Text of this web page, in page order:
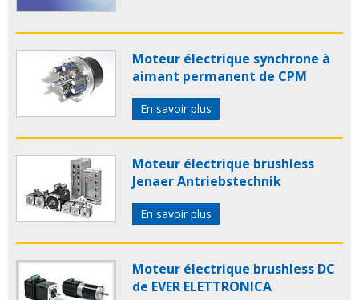
Moteur électrique synchrone à
aimant permanent de CPM
En savoir plus
Moteur électrique brushless
Jenaer Antriebstechnik
En savoir plus
Moteur électrique brushless DC
de EVER ELETTRONICA